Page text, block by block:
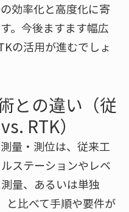
効率化と高度化に寄
。今後ますます幅広
の活用が進むでしょ
との違い（従
RTK）
量・測位は、従来工
ステーションやレベ
量、あるいは単独
と比べて手順や要件が